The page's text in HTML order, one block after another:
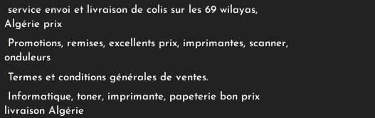
service envoi et livraison de colis sur les 69 wilayas,
Algérie prix
Promotions, remises, excellents prix, imprimantes, scanner,
onduleurs
Termes et conditions générales de ventes.
Informatique, toner, imprimante, papeterie bon prix
livraison Algérie